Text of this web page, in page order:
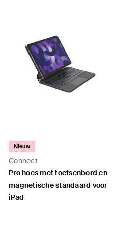
Connect
Nieuw
Pro hoes met toetsenbord en
magnetische standaard voor
iPad